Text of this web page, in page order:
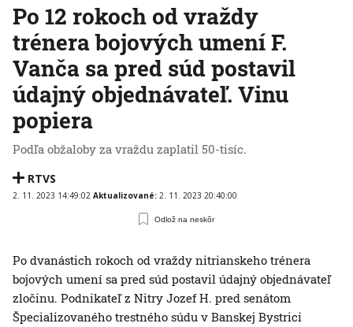
Po 12 rokoch od vraždy
trénera bojových umení F.
Vanča sa pred súd postavil
údajný objednávateľ. Vinu
popiera
Podľa obžaloby za vraždu zaplatil 50-tisíc.
RTVS
2. 11. 2023 14:49:02 Aktualizované: 2. 11. 2023 20:40:00
Odlož na neskôr
Po dvanástich rokoch od vraždy nitrianskeho trénera
bojových umení sa pred súd postavil údajný objednávateľ
zločinu. Podnikateľ z Nitry Jozef H. pred senátom
Špecializovaného trestného súdu v Banskej Bystrici